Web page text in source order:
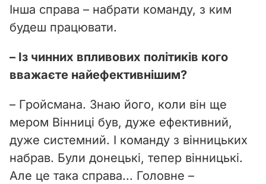
Інша справа – набрати команду, з ким
будеш працювати.
– Із чинних впливових політиків кого
вважаєте найефективнішим?
– Гройсмана. Знаю його, коли він ще
мером Вінниці був, дуже ефективний,
дуже системний. І команду з вінницьких
набрав. Були донецькі, тепер вінницькі.
Але це така справа... Головне –